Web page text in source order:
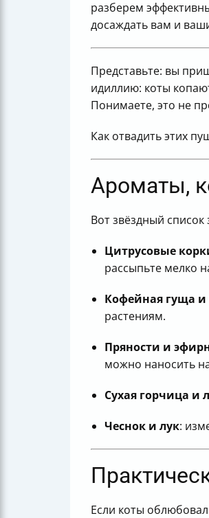
разберем
досаждать вам и
Представьте: вы
идиллию: коты
Понимаете, это не
Как отвадить этих
Ароматы,
Вот звёздный
Цитрусовые
рассыпьте мелко
Кофейная гуща
растениям.
Пряности и
можно наносить
Сухая горчица и
Чеснок и лук:
Если коты